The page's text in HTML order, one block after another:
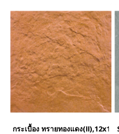
กระเบื้อง ทรายทองแดง(II),12x12